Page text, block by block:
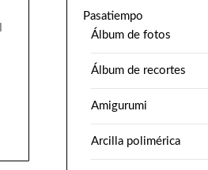
Pasatiempo
Álbum de fotos
Álbum de recortes
Amigurumi
Arcilla polimérica